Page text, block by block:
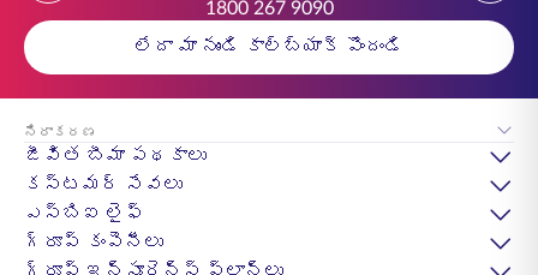
1800 267 9090
లేదా మా నుండి కాల్‌బ్యాక్ పొందండి
నిరాకరణ
జీవిత బీమా పథకాలు
కస్టమర్ సేవలు
ఎస్‌బిఐ లైఫ్
గ్రూప్ కంపెనీలు